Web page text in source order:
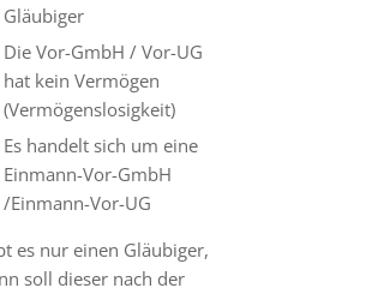
Gläubiger
Die Vor-GmbH / Vor-UG
hat kein Vermögen
(Vermögenslosigkeit)
Es handelt sich um eine
Einmann-Vor-GmbH
/Einmann-Vor-UG
es nur einen Gläubiger,
soll dieser nach der